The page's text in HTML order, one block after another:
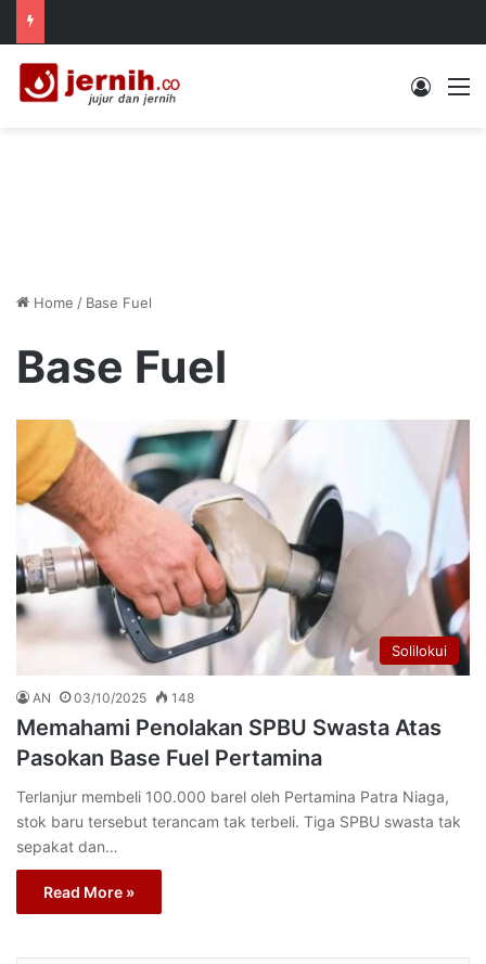
Log In
Home / Base Fuel
Base Fuel
Solilokui
AN 03/10/2025 148
Memahami Penolakan SPBU Swasta Atas
Pasokan Base Fuel Pertamina
Terlanjur membeli 100.000 barel oleh Pertamina Patra Niaga,
stok baru tersebut terancam tak terbeli. Tiga SPBU swasta tak
sepakat dan…
Read More »